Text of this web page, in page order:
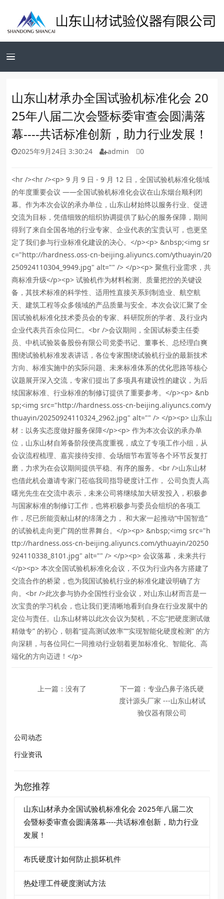
山东山材承办全国试验机标准化会 20
25年八届二次会暨标委审查会圆满落
幕​----共话标准创新，助力行业发展！
2025年9月24日 3:30:24 admin 0
<hr /><hr /><p> 9 月 9 日 - 9 月 12 日，全国试验机标准化领域
的年度重要会议 ——全国试验机标准化会议在山东烟台顺利闭
幕。作为本次会议的承办单位，山东山材始终以服务行业、促进
交流为目标，凭借细致的组织协调提供了贴心的服务保障，期间
得到了来自全国各地的行业专家、企业代表的宝贵认可，也更坚
定了我们参与行业标准化建设的决心。</p><p> &nbsp;<img sr
c="http://hardness.oss-cn-beijing.aliyuncs.com/ythuayin/20
250924110304_9949.jpg" alt="" /> </p><p> 聚焦行业需求，共
商标准升级</p><p> 试验机作为材料检测、质量把控的关键设
备，其技术标准的科学性、适用性直接关系到制造业、航空航
天、建筑工程等众多领域的产品质量与安全。本次会议汇聚了全
国试验机标准化技术委员会的专家、科研院所的学者、及行业内
企业代表共百余位同仁。<br />会议期间，全国试标委主任委
员、中机试验装备股份有限公司党委书记、董事长、总经理白爽
围绕试验机标准发表讲话，各位专家围绕试验机行业的最新技术
方向、标准实施中的实际问题、未来标准体系的优化思路等核心
议题展开深入交流，专家们提出了多项具有建设性的建议，为后
续国家标准、行业标准的制修订提供了重要参考。</p><p> &nb
sp;<img src="http://hardness.oss-cn-beijing.aliyuncs.com/y
thuayin/20250924110324_2962.jpg" alt="" /> </p><p> 山东山
材：以务实态度做好服务保障</p><p> 作为本次会议的承办单
位，山东山材自筹备阶段便高度重视，成立了专项工作小组，从
会议流程梳理、嘉宾接待安排、会场细节布置等各个环节反复打
磨，力求为在会议期间提供平稳、有序的服务。<br />山东山材
也借此机会邀请专家门莅临我司指导硬度计工作， 公司负责人高
曙光先生在交流中表示，未来公司将继续加大研发投入，积极参
与国家标准的制修订工作，也将积极参与委员会组织的各项工
作，尽已所能贡献山材的绵薄之力， 和大家一起推动“中国智造”
的试验机走向更广阔的世界舞台。</p><p> &nbsp;<img src="h
ttp://hardness.oss-cn-beijing.aliyuncs.com/ythuayin/20250
924110338_8101.jpg" alt="" /> </p><p> 会议落幕，未来共行
</p><p> 本次全国试验机标准化会议，不仅为行业内各方搭建了
交流合作的桥梁，也为我国试验机行业的标准化建设明确了方
向。<br />此次参与协办全国性行业会议，对山东山材而言是一
次宝贵的学习机会，也让我们更清晰地看到自身在行业发展中的
定位与责任。山东山材将以此次会议为契机，不忘“把硬度测试做
精做专” 的初心，朝着“提高测试效率”“实现智能化硬度检测” 的方
向深耕，与各位同仁一同推动行业朝着更加标准化、智能化、高
端化的方向迈进！</p>
上一篇：没有了
下一篇：专业凸鼻子洛氏硬
度计源头厂家 ---山东山材试
验仪器有限公司
公司动态
行业资讯
为您推荐
山东山材承办全国试验机标准化会 2025年八届二次
会暨标委审查会圆满落幕​----共话标准创新，助力行业
发展！
布氏硬度计如何防止损坏机件
热处理工件硬度测试方法